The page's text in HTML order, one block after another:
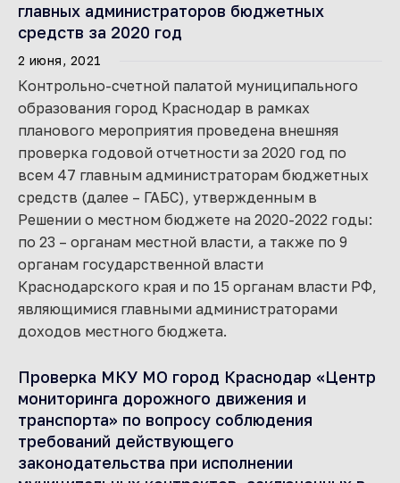
главных администраторов бюджетных
средств за 2020 год
2 июня, 2021
Контрольно-счетной палатой муниципального
образования город Краснодар в рамках
планового мероприятия проведена внешняя
проверка годовой отчетности за 2020 год по
всем 47 главным администраторам бюджетных
средств (далее – ГАБС), утвержденным в
Решении о местном бюджете на 2020-2022 годы:
по 23 – органам местной власти, а также по 9
органам государственной власти
Краснодарского края и по 15 органам власти РФ,
являющимися главными администраторами
доходов местного бюджета.
Проверка МКУ МО город Краснодар «Центр
мониторинга дорожного движения и
транспорта» по вопросу соблюдения
требований действующего
законодательства при исполнении